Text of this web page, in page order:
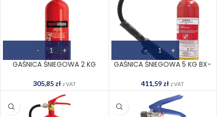
GAŚNICA ŚNIEGOWA 2 KG
305,85 zł z VAT
GAŚNICA ŚNIEGOWA 5 KG BX-
411,59 zł z VAT